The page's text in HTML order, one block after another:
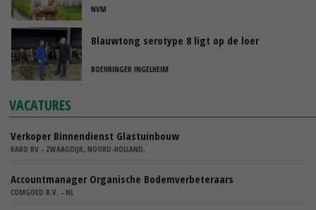
NVM
Blauwtong serotype 8 ligt op de loer
BOEHRINGER INGELHEIM
VACATURES
Verkoper Binnendienst Glastuinbouw
KARO BV - ZWAAGDIJK, NOORD-HOLLAND,
Accountmanager Organische Bodemverbeteraars
COMGOED B.V. - NL